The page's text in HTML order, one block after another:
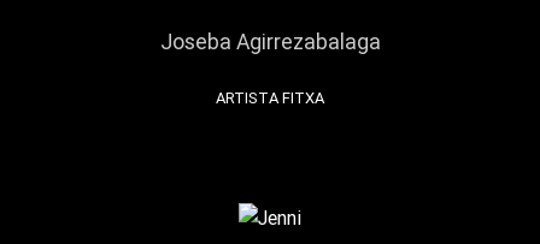
Joseba Agirrezabalaga
ARTISTA FITXA